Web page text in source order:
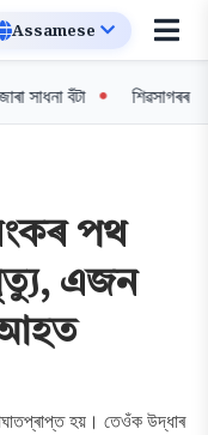
বঁটা শিৱসাগৰৰ বান
পথ
এজন
হয়। তেওঁক উদ্ধাৰ